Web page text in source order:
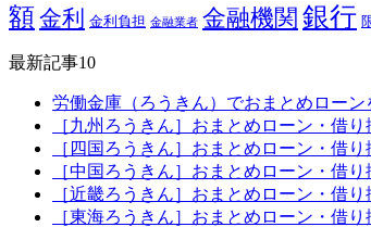
額金利 金利負担 金融業者 金融機関 銀行
最新記事10
労働金庫（ろうきん）でおまとめロー
［九州ろうきん］おまとめローン・借
［四国ろうきん］おまとめローン・借
［中国ろうきん］おまとめローン・借
［近畿ろうきん］おまとめローン・借
［東海ろうきん］おまとめローン・借